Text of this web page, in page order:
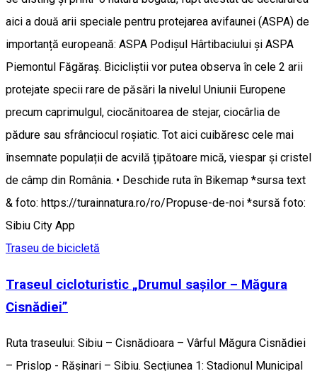
aici a două arii speciale pentru protejarea avifaunei (ASPA) de
importanță europeană: ASPA Podișul Hârtibaciului și ASPA
Piemontul Făgăraș. Bicicliștii vor putea observa în cele 2 arii
protejate specii rare de păsări la nivelul Uniunii Europene
precum caprimulgul, ciocănitoarea de stejar, ciocârlia de
pădure sau sfrânciocul roșiatic. Tot aici cuibăresc cele mai
însemnate populații de acvilă țipătoare mică, viespar și cristel
de câmp din România. • Deschide ruta în Bikemap *sursa text
& foto: https://turainnatura.ro/ro/Propuse-de-noi *sursă foto:
Sibiu City App
Traseu de bicicletă
Traseul cicloturistic „Drumul sașilor – Măgura
Cisnădiei”
Ruta traseului: Sibiu – Cisnădioara – Vârful Măgura Cisnădiei
– Prislop - Rășinari – Sibiu. Secțiunea 1: Stadionul Municipal